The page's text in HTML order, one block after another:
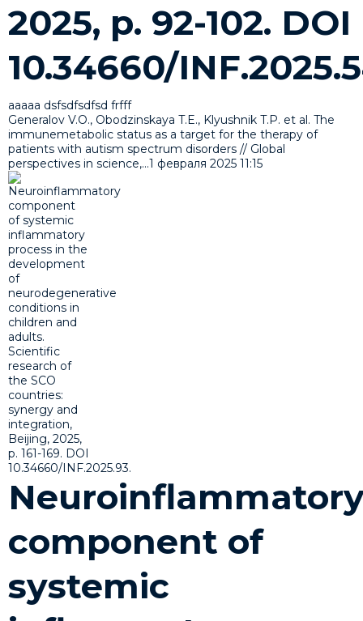
2025, p. 92-102. DOI
10.34660/
ааааа dsfsdfsdfsd frfff
Generalov V.O., Obodzinskaya T.E., Klyushnik T.P. et al. The
immunemetabolic status as a target for the therapy of
patients with autism spectrum disorders // Global
perspectives in science,...1 февраля 2025 11:15
component of
systemic